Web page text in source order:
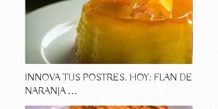
INNOVA TUS POSTRES. HOY: FLAN DE
NARANJA …